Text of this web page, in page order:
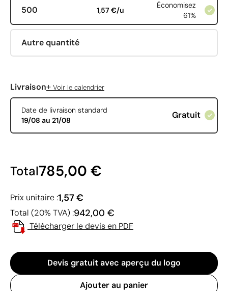
500 1,57 €/u
Économisez
61%
Autre quantité
Livraison+ Voir le calendrier
Date de livraison standard
19/08 au 21/08
Gratuit
Total785,00 €
Prix unitaire :1,57 €
Total (20% TVA) :942,00 €
Télécharger le devis en PDF
Devis gratuit avec aperçu du logo
Ajouter au panier